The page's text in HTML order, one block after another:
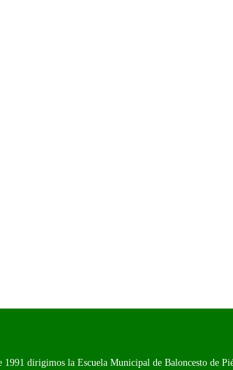
dirigimos la Escuela Municipal de Baloncesto de